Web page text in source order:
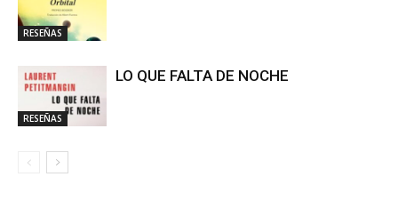
RESEÑAS
RESEÑAS
LO QUE FALTA DE NOCHE